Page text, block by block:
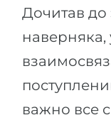
Дочитав до
важно все